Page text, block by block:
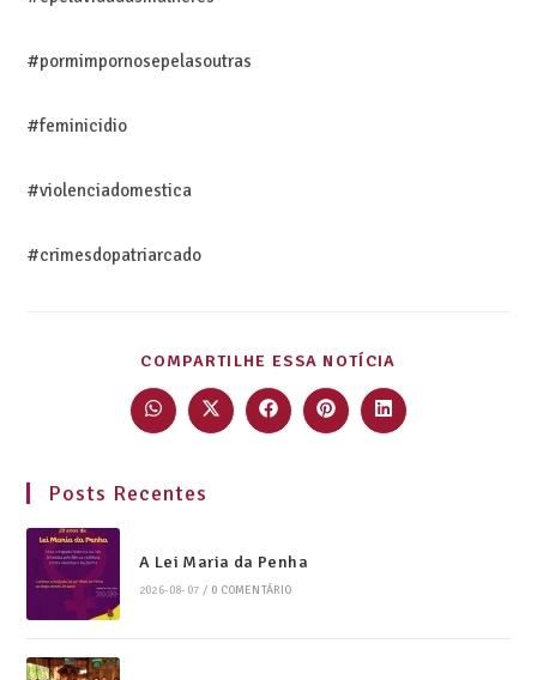
#pormimpornosepelasoutras
#feminicidio
#violenciadomestica
#crimesdopatriarcado
COMPARTILHE ESSA NOTÍCIA
Posts Recentes
A Lei Maria da Penha
2026-08-07 / 0 COMENTÁRIO